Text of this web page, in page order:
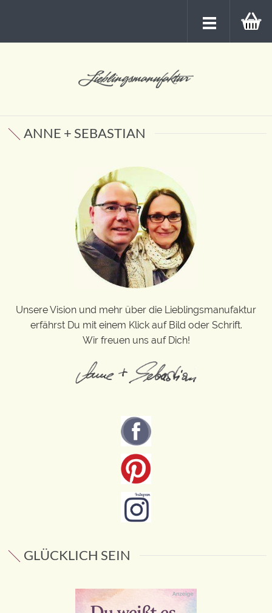
ANNE + SEBASTIAN
Unsere Vision und mehr über die Lieblingsmanufaktur
erfährst Du mit einem Klick auf Bild oder Schrift.
Wir freuen uns auf Dich!
GLÜCKLICH SEIN